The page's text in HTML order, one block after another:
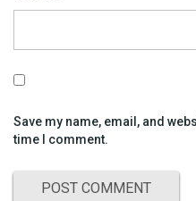
Save my name, email, and
time I comment.